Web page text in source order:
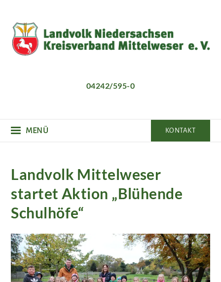
Inhalt
04242/595-0
MENÜ KONTAKT
Landvolk Mittelweser
startet Aktion „Blühende
Schulhöfe“